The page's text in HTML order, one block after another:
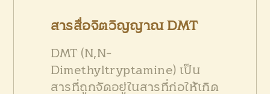
สารสื่อจิตวิญญาณ DMT
DMT (N,N-
Dimethyltryptamine) เป็น
สารที่ถูกจัดอยู่ในสารที่ก่อให้เกิด